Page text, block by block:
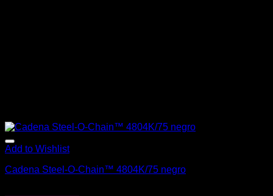
Add to Wishlist
Cadena Steel-O-Chain™ 4804K/75 negro